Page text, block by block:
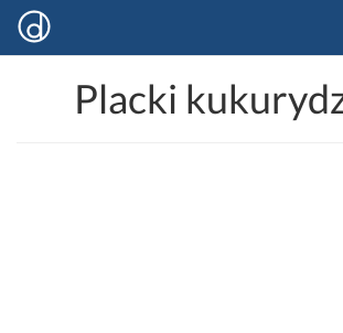
Placki